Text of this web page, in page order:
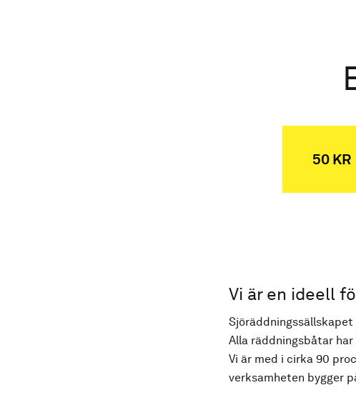
50 KR
Vi är en ideell
Alla räddningsbåtar
Vi är med i cirka 90
verksamheten bygger